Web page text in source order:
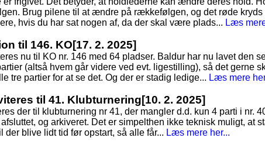
Brug pilene til at ændre på rækkefølgen, og det røde
hvis du har sat nogen af, da der skal være plads... Læs
til 146. KO[17. 2. 2025]
nu til KO nr. 146 med 64 pladser. Baldur har nu lavet den
(altså hvem går videre ved evt. ligestilling), så det gerne
tre partier for at se det. Og der er stadig ledige... Læs mere
til 41. Klubturnering[10. 2. 2025]
der til klubturnering nr 41, der mangler d.d. kun 4 parti i nr.
afsluttet, og arkiveret. Det er simpelthen ikke teknisk muligt, at
der blive lidt tid før opstart, så alle får... Læs mere her...